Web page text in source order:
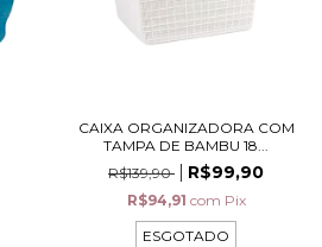
CAIXA ORGANIZADORA COM
TAMPA DE BAMBU 18...
R$139,90
R$99,90
R$94,91 com Pix
ESGOTADO